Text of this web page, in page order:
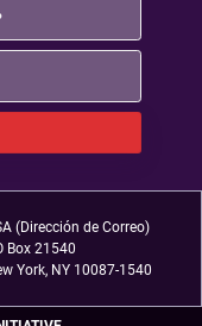
(Dirección de Correo)
Box 21540
York, NY 10087-1540